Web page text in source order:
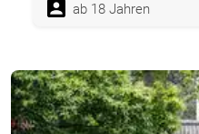
ab 18 Jahren